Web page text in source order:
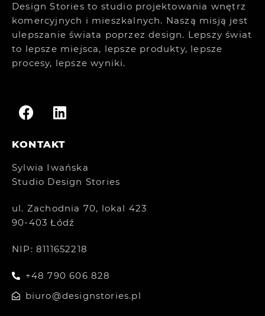
Design Stories to studio projektowania wnętrz
komercyjnych i mieszkalnych. Naszą misją jest
ulepszanie świata poprzez design. Lepszy świat
to lepsze miejsca, lepsze produkty, lepsze
procesy, lepsze wyniki.
KONTAKT
Sylwia Iwańska
Studio Design Stories
ul. Zachodnia 70, lokal 423
90-403 Łódź
NIP: 8111652218
+48 790 606 828
biuro@designstories.pl